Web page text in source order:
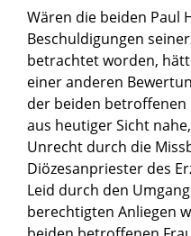
Wären die beiden Paul
Beschuldigungen
betrachtet worden,
einer anderen
der beiden betroffenen
aus heutiger Sicht
Unrecht durch die
Diözesanpriester des
Leid durch den
berechtigten Anliegen